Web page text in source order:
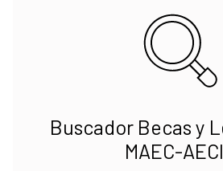
Buscador Becas y
MAEC-